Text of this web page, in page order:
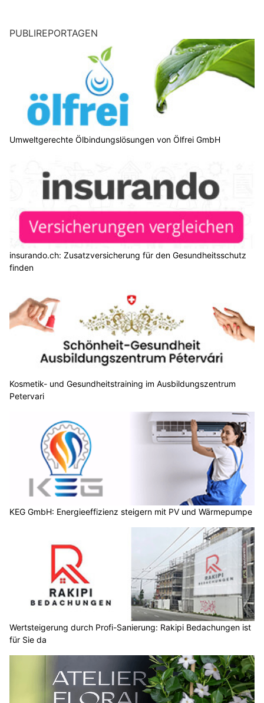
PUBLIREPORTAGEN
Umweltgerechte Ölbindungslösungen von Ölfrei GmbH
insurando.ch: Zusatzversicherung für den Gesundheitsschutz
finden
Kosmetik- und Gesundheitstraining im Ausbildungszentrum
Petervari
KEG GmbH: Energieeffizienz steigern mit PV und Wärmepumpe
Wertsteigerung durch Profi-Sanierung: Rakipi Bedachungen ist
für Sie da